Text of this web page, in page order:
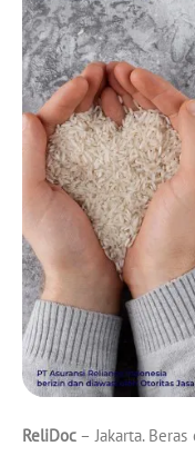
ReliDoc – Jakarta.